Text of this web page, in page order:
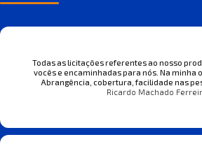
Todas as licitações referentes ao nosso
vocês e encaminhadas para nós. Na minha
Abrangência, cobertura, facilidade nas
Ricardo Machado